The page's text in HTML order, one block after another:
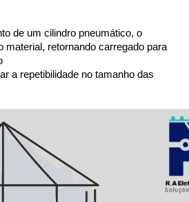
de um cilindro pneumático, o
material, retornando carregado para
a repetibilidade no tamanho das